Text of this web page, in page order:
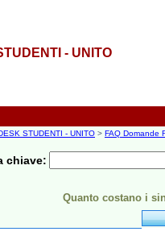
- UNITO
STUDENTI - UNITO > FAQ Domande
chiave:
Quanto costano i